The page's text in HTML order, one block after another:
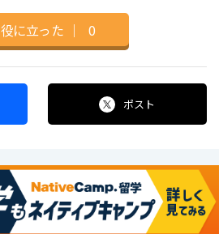
役に立った ｜ 0
ポスト